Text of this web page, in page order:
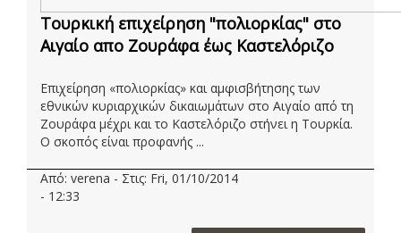
Τουρκική επιχείρηση "πολιορκίας" στο
Αιγαίο απο Ζουράφα έως Καστελόριζο
Επιχείρηση «πολιορκίας» και αμφισβήτησης των
εθνικών κυριαρχικών δικαιωμάτων στο Αιγαίο από τη
Ζουράφα μέχρι και το Καστελόριζο στήνει η Τουρκία.
Ο σκοπός είναι προφανής ...
Από: verena - Στις: Fri, 01/10/2014
- 12:33